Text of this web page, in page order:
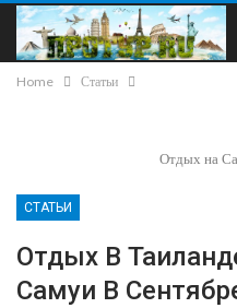
Home Статьи
Отдых на
СТАТЬИ
Отдых В
Самуи В